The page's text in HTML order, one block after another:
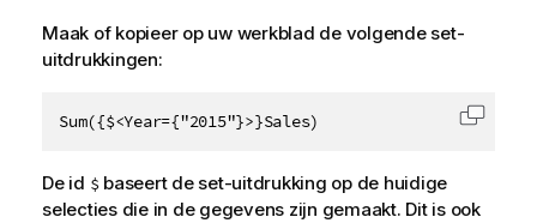
Maak of kopieer op uw werkblad de volgende set-
uitdrukkingen:
Sum({$<Year={"2015"}>}Sales) Code
De id $baseert de set-uitdrukking op de huidige
selecties die in de gegevens zijn gemaakt. Dit is ook